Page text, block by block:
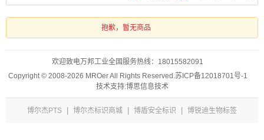
抱歉，暂无商品
欢迎致电万邦工业全国服务热线： 18015582091
Copyright © 2008-2026 MROer All Rights Reserved. 苏ICP备12018701号-1
技术支持:博思信息技术
博尔杰PTS | 博尔杰标识商城 | 博盾安全标识 | 博锐迪生物标签